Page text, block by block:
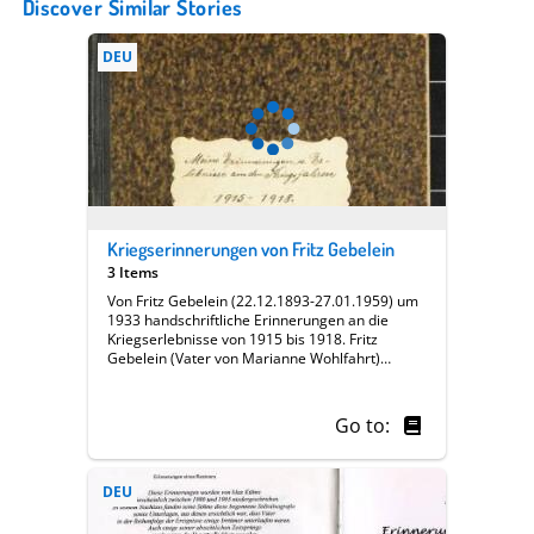
Discover Similar Stories
DEU
Kriegserinnerungen von Fritz Gebelein
3 Items
Von Fritz Gebelein (22.12.1893-27.01.1959) um
1933 handschriftliche Erinnerungen an die
Kriegserlebnisse von 1915 bis 1918. Fritz
Gebelein (Vater von Marianne Wohlfahrt)
Infanterieregiment 182, 12. Kompanie, 123.
Infanterie Division, 245. Infanterie Brigade,
Russland (Brest-Litowsk) und schließlich am
Assowschen Meer; Titel: Meine Erinnerungen
und Erlebnisse aus den Kriegsjahren 1915-
1918. || || Other || Western Front || Imperial
Go to:
DEU